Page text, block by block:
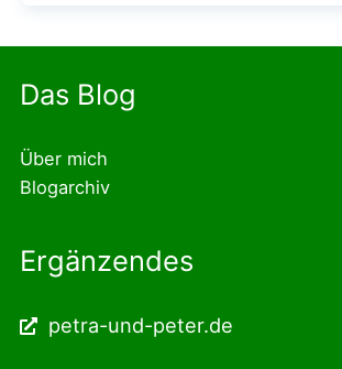
Das Blog
Über mich
Blogarchiv
Ergänzendes
petra-und-peter.de